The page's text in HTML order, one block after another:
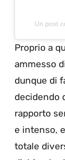
Un post
Proprio a
ammesso
dunque di
decidendo
rapporto
e intenso,
totale